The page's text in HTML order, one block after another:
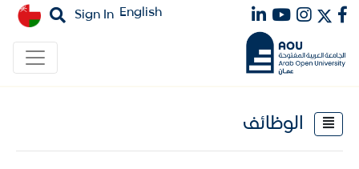
English
Sign In
الوظائف